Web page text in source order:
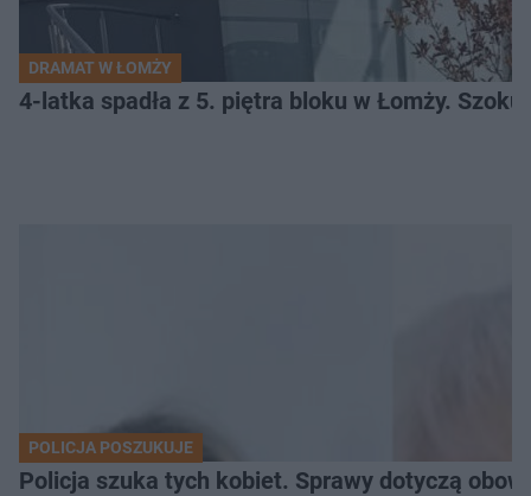
DRAMAT W ŁOMŻY
4-latka spadła z 5. piętra bloku w Łomży.
POLICJA POSZUKUJE
Policja szuka tych kobiet. Sprawy dotyczą